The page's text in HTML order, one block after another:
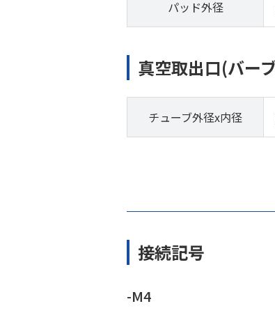
パッド外径
真空取出口(バー
チューブ外径x内径
接続記号
-M4